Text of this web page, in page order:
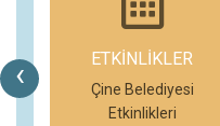
‹ ETKİNLİKLER
Çine Belediyesi
Etkinlikleri